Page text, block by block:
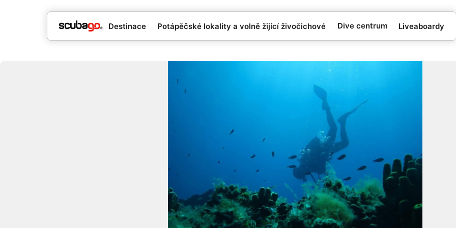
Destinace Potápěčské lokality a volně žijící živočichové Dive centrum Liveaboardy